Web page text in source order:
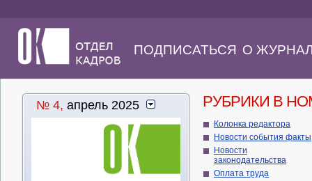
ПОДПИСАТЬСЯ О
№ 4, апрель 2025 РУБРИКИ В
Колонка редактора
Новости события факты
Новости
законодательства
Оплата труда